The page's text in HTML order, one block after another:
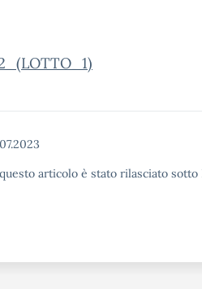
articolo è stato rilasciato